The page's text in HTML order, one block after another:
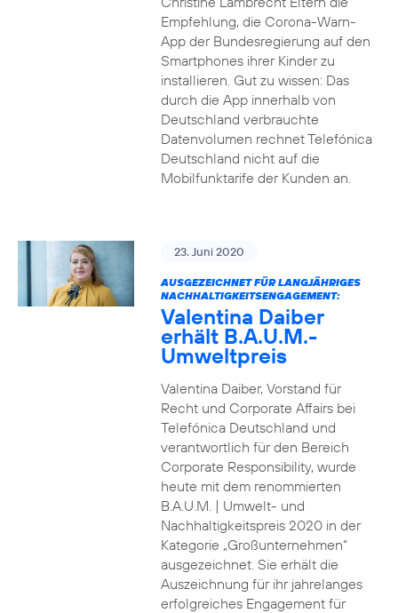
Empfehlung, die Corona-Warn-
App der Bundesregierung auf den
Smartphones ihrer Kinder zu
installieren. Gut zu wissen: Das
durch die App innerhalb von
Deutschland verbrauchte
Datenvolumen rechnet Telefónica
Deutschland nicht auf die
Mobilfunktarife der Kunden an.
23. Juni 2020
AUSGEZEICHNET FÜR LANGJÄHRIGES
NACHHALTIGKEITSENGAGEMENT:
Valentina Daiber
erhält B.A.U.M.-
Umweltpreis
Valentina Daiber, Vorstand für
Recht und Corporate Affairs bei
Telefónica Deutschland und
verantwortlich für den Bereich
Corporate Responsibility, wurde
heute mit dem renommierten
B.A.U.M. | Umwelt- und
Nachhaltigkeitspreis 2020 in der
Kategorie „Großunternehmen“
ausgezeichnet. Sie erhält die
Auszeichnung für ihr jahrelanges
erfolgreiches Engagement für